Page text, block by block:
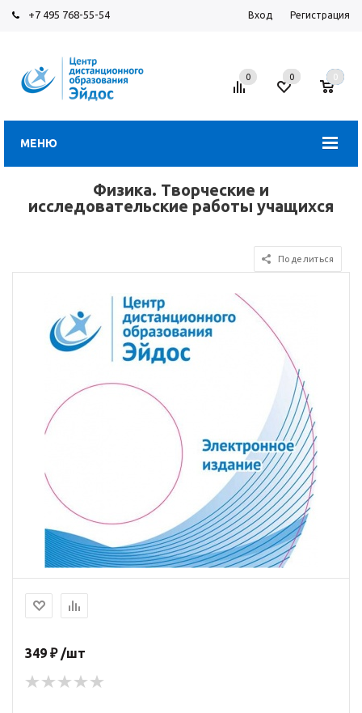
+7 495 768-55-54 Вход Регистрация
МЕНЮ
0 0 0
Физика. Творческие и
исследовательские работы учащихся
Поделиться
349 ₽ /шт